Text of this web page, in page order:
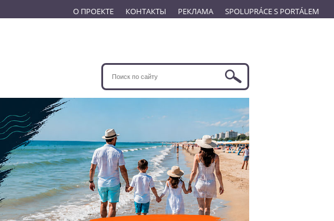
О ПРОЕКТЕ КОНТАКТЫ РЕКЛАМА SPOLUPRÁCE S PORTÁLEM